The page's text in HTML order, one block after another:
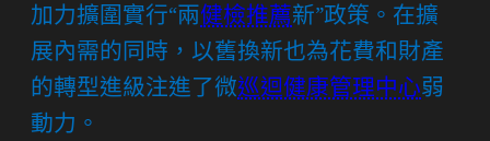
加力擴圍實行“兩健檢推薦新”政策。在擴
展內需的同時，以舊換新也為花費和財產
的轉型進級注進了微巡迴健康管理中心弱
動力。